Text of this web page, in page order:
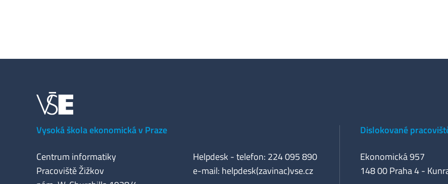
Vysoká škola ekonomická v Praze
Centrum informatiky
Pracoviště Žižkov
Helpdesk - telefon: 224 095 890
e-mail: helpdesk(zavinac)vse.cz
Dislokované
Ekonomická 957
148 00 Praha 4 -